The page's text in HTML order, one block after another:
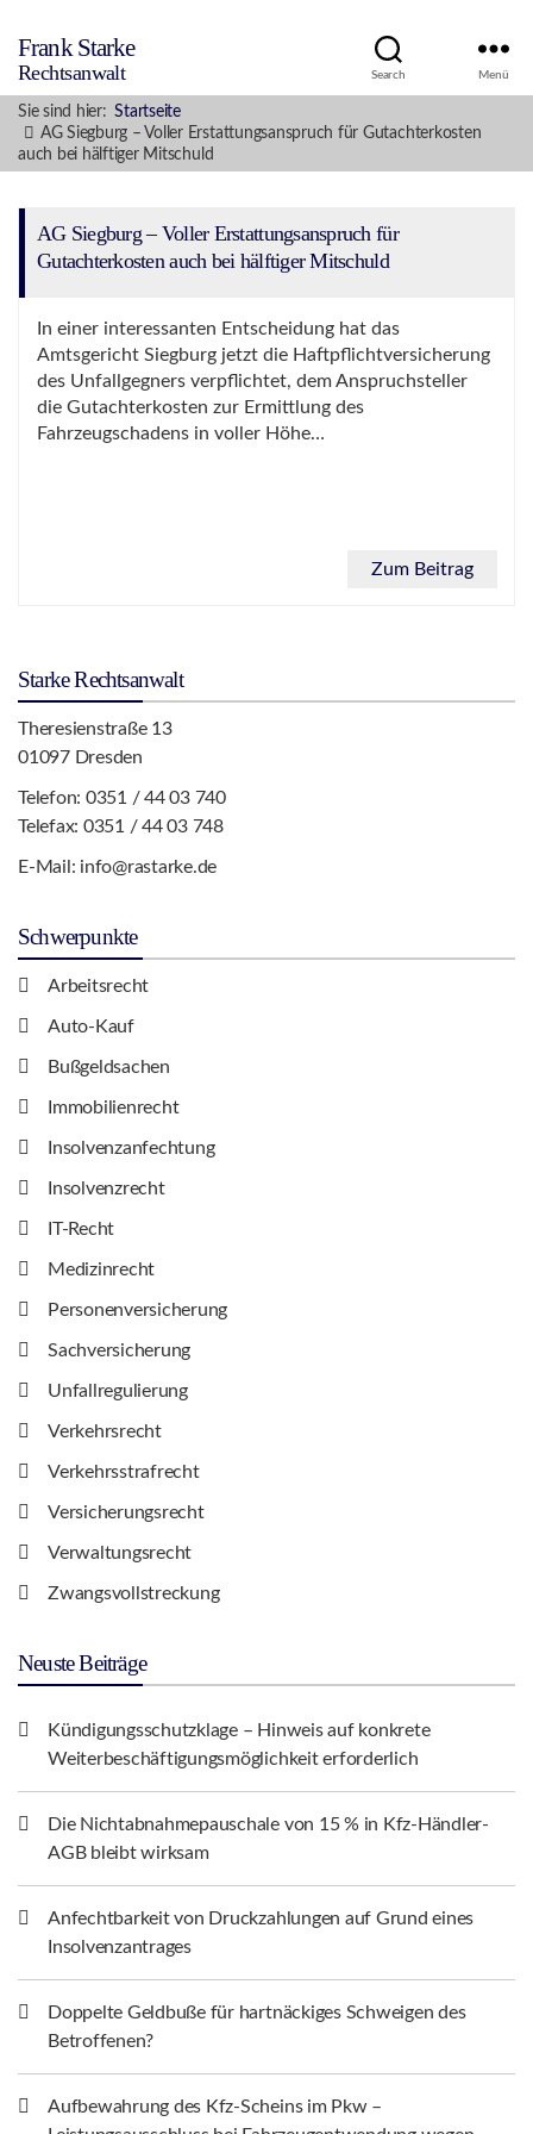
Frank Starke
Rechtsanwalt Menü
Search
Sie sind hier: Startseite
AG Siegburg – Voller Erstattungsanspruch für Gutachterkosten
auch bei hälftiger Mitschuld
AG Siegburg – Voller Erstattungsanspruch für
Gutachterkosten auch bei hälftiger Mitschuld
In einer interessanten Entscheidung hat das
Amtsgericht Siegburg jetzt die Haftpflichtversicherung
des Unfallgegners verpflichtet, dem Anspruchsteller
die Gutachterkosten zur Ermittlung des
Fahrzeugschadens in voller Höhe…
Zum Beitrag
Starke Rechtsanwalt
Theresienstraße 13
01097 Dresden
Telefon: 0351 / 44 03 740
Telefax: 0351 / 44 03 748
E-Mail: info@rastarke.de
Schwerpunkte
Arbeitsrecht
Auto-Kauf
Bußgeldsachen
Immobilienrecht
Insolvenzanfechtung
Insolvenzrecht
IT-Recht
Medizinrecht
Personenversicherung
Sachversicherung
Unfallregulierung
Verkehrsrecht
Verkehrsstrafrecht
Versicherungsrecht
Verwaltungsrecht
Zwangsvollstreckung
Neuste Beiträge
Kündigungsschutzklage – Hinweis auf konkrete
Weiterbeschäftigungsmöglichkeit erforderlich
Die Nichtabnahmepauschale von 15 % in Kfz-Händler-
AGB bleibt wirksam
Anfechtbarkeit von Druckzahlungen auf Grund eines
Insolvenzantrages
Doppelte Geldbuße für hartnäckiges Schweigen des
Betroffenen?
Aufbewahrung des Kfz-Scheins im Pkw –